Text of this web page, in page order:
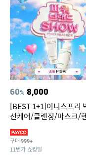
60% 8,000
[BEST 1+1]이니스프리
선케어/클렌징/마스크/
구매 999+
11번가 쇼킹딜